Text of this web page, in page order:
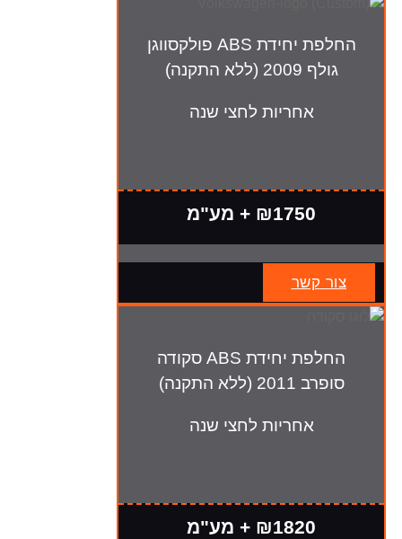
החלפת יחידת ABS פולקסווגן
גולף 2009 (ללא התקנה)
אחריות לחצי שנה
₪1750 + מע"מ
צור קשר
החלפת יחידת ABS סקודה
סופרב 2011 (ללא התקנה)
אחריות לחצי שנה
₪1820 + מע"מ